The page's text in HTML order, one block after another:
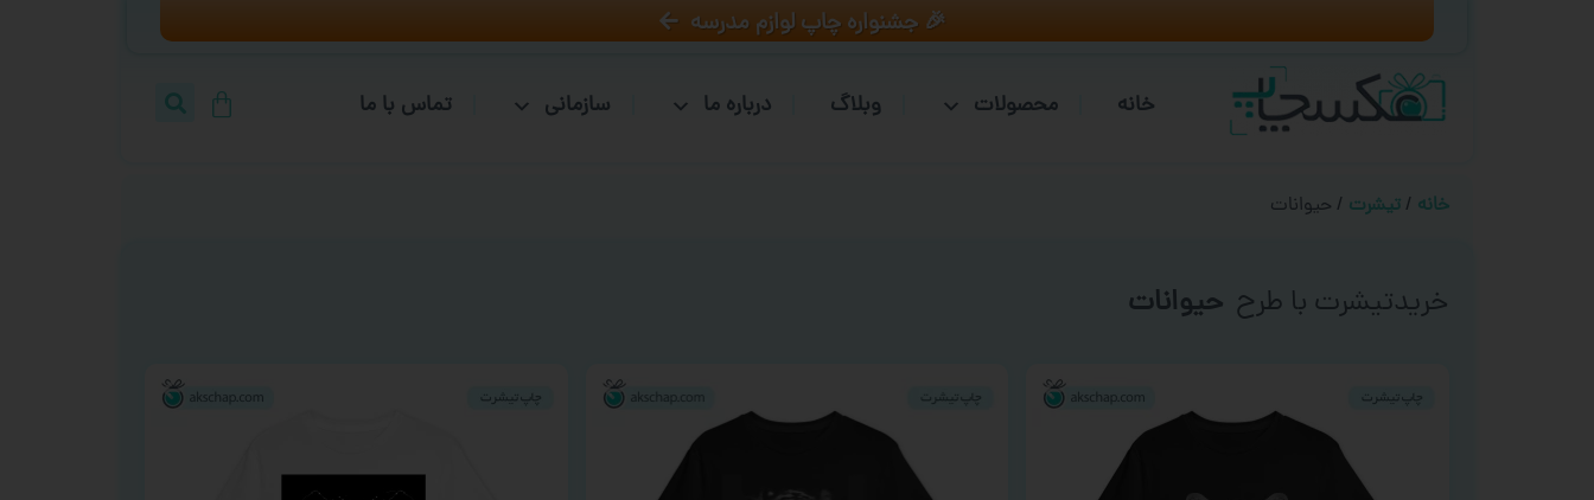
🎉 جشنواره چاپ لوازم مدرسه
خانه محصولات وبلاگ درباره ما سازمانی تماس با ما
خانه / تیشرت / حیوانات
خریدتیشرت با طرح حیوانات